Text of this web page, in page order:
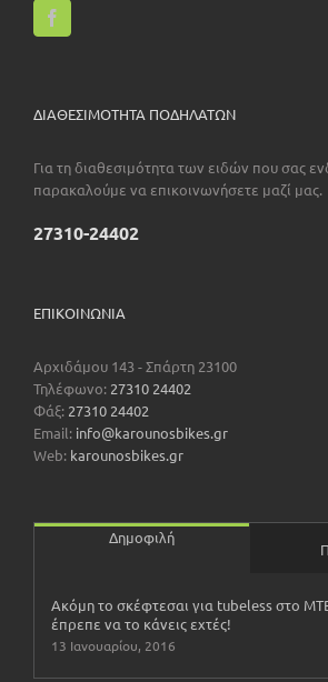
ΔΙΑΘΕΣΙΜΟΤΗΤΑ ΠΟΔΗΛΑΤΩΝ
Για τη διαθεσιμότητα των ειδών που σας
παρακαλούμε να επικοινωνήσετε μαζί μας.
27310-24402
ΕΠΙΚΟΙΝΩΝΊΑ
Αρχιδάμου 143 - Σπάρτη 23100
Τηλέφωνο: 27310 24402
Φάξ: 27310 24402
Email: info@karounosbikes.gr
Web: karounosbikes.gr
Δημοφιλή
Ακόμη το σκέφτεσαι για tubeless στο
έπρεπε να το κάνεις εχτές!
13 Ιανουαρίου, 2016